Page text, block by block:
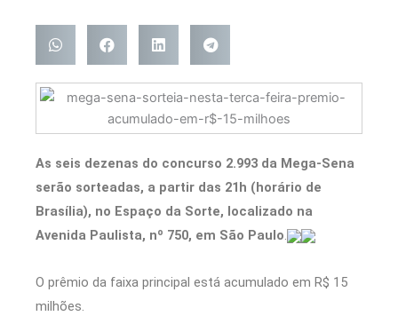
As seis dezenas do concurso 2.993 da Mega-Sena
serão sorteadas, a partir das 21h (horário de
Brasília), no Espaço da Sorte, localizado na
Avenida Paulista, nº 750, em São Paulo.
O prêmio da faixa principal está acumulado em R$ 15
milhões.